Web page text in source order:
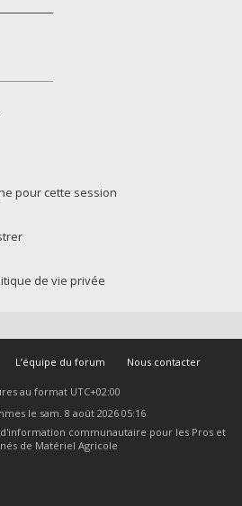
pour cette session
de vie privée
L’équipe du forum Nous contacter
au format UTC+02:00
le sam. 8 août 2026 05:16
communautaire pour les Pros et
de Matériel Agricole